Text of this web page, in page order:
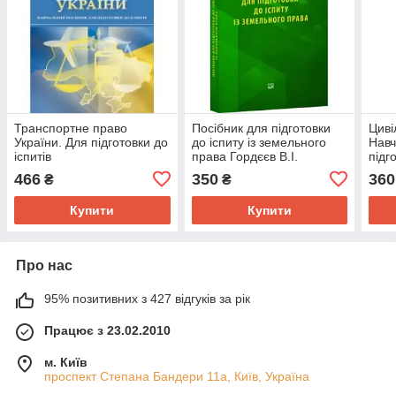
Транспортне право
України. Для підготовки до
іспитів
466 ₴
Купити
Посібник для підготовки
до іспиту із земельного
права Гордєєв В.І.
350₴
Купити
360
Про нас
95% позитивних з 427 відгуків за рік
Працює з 23.02.2010
м. Київ
проспект Степана Бандери 11а, Київ, Україна